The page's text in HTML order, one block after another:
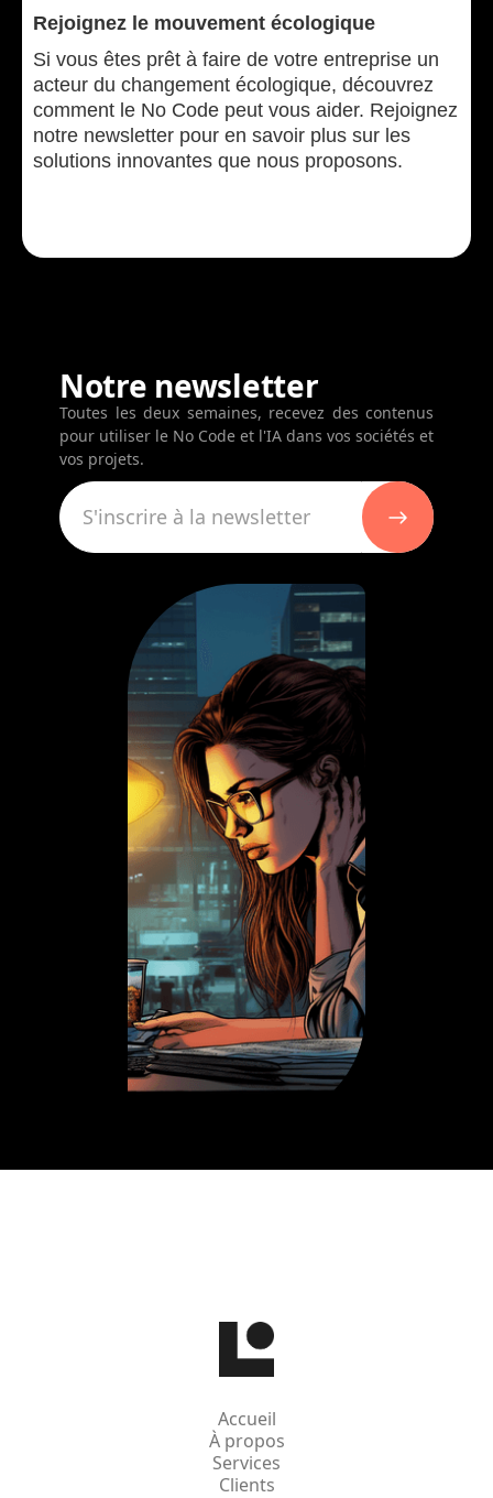
Rejoignez le mouvement écologique
Si vous êtes prêt à faire de votre entreprise un
acteur du changement écologique, découvrez
comment le No Code peut vous aider. Rejoignez
notre newsletter pour en savoir plus sur les
solutions innovantes que nous proposons.
Notre newsletter
Toutes les deux semaines, recevez des contenus
pour utiliser le No Code et l'IA dans vos sociétés et
vos projets.
Accueil
À propos
Services
Clients